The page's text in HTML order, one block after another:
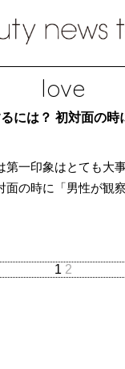
love
には？ 初対面の時
一印象はとても大事
面の時に「男性が観
1 2